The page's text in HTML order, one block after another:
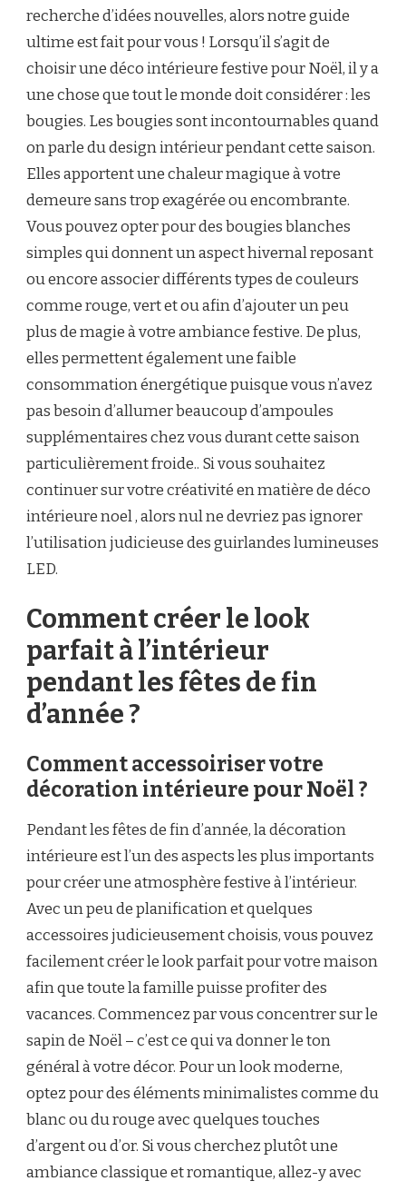
recherche d’idées nouvelles, alors notre guide
ultime est fait pour vous ! Lorsqu’il s’agit de
choisir une déco intérieure festive pour Noël, il y a
une chose que tout le monde doit considérer : les
bougies. Les bougies sont incontournables quand
on parle du design intérieur pendant cette saison.
Elles apportent une chaleur magique à votre
demeure sans trop exagérée ou encombrante.
Vous pouvez opter pour des bougies blanches
simples qui donnent un aspect hivernal reposant
ou encore associer différents types de couleurs
comme rouge, vert et ou afin d’ajouter un peu
plus de magie à votre ambiance festive. De plus,
elles permettent également une faible
consommation énergétique puisque vous n’avez
pas besoin d’allumer beaucoup d’ampoules
supplémentaires chez vous durant cette saison
particulièrement froide.. Si vous souhaitez
continuer sur votre créativité en matière de déco
intérieure noel , alors nul ne devriez pas ignorer
l’utilisation judicieuse des guirlandes lumineuses
LED.
Comment créer le look
parfait à l’intérieur
pendant les fêtes de fin
d’année ?
Comment accessoiriser votre
décoration intérieure pour Noël ?
Pendant les fêtes de fin d’année, la décoration
intérieure est l’un des aspects les plus importants
pour créer une atmosphère festive à l’intérieur.
Avec un peu de planification et quelques
accessoires judicieusement choisis, vous pouvez
facilement créer le look parfait pour votre maison
afin que toute la famille puisse profiter des
vacances. Commencez par vous concentrer sur le
sapin de Noël – c’est ce qui va donner le ton
général à votre décor. Pour un look moderne,
optez pour des éléments minimalistes comme du
blanc ou du rouge avec quelques touches
d’argent ou d’or. Si vous cherchez plutôt une
ambiance classique et romantique, allez-y avec